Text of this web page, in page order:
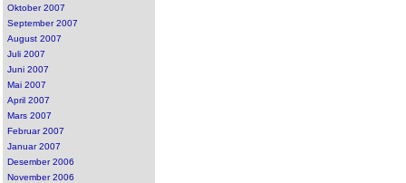
Oktober 2007
September 2007
August 2007
Juli 2007
Juni 2007
Mai 2007
April 2007
Mars 2007
Februar 2007
Januar 2007
Desember 2006
November 2006